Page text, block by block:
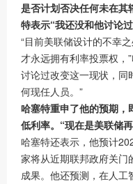
是否计划否决任何未在其
特表示“我还没和他讨论过
“目前美联储设计的不幸
才永远拥有利率投票权，
讨论过改变这一现状，同
何现任人员。”
哈塞特重申了他的预期，
低利率。“现在是美联储
哈塞特还表示，他预计
家将从近期联邦政府关门
成果。他还预测，在人